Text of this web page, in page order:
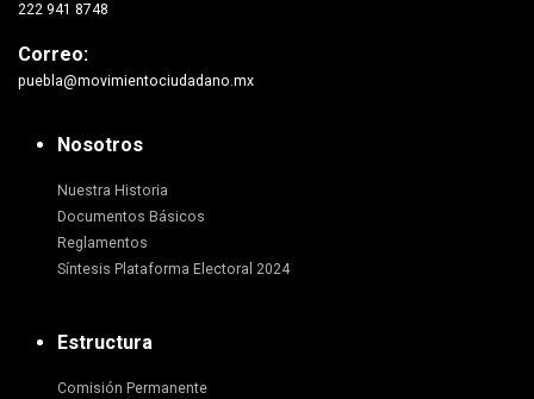
222 941 8748
Correo:
puebla@movimientociudadano.mx
Nosotros
Nuestra Historia
Documentos Básicos
Reglamentos
Síntesis Plataforma Electoral 2024
Estructura
Comisión Permanente